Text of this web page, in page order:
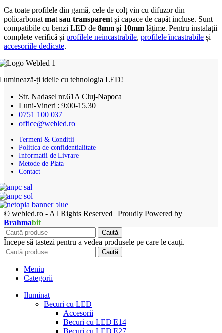
Ca toate profilele din gamă, cele de colț vin cu difuzor din
policarbonat mat sau transparent și capace de capăt incluse. Sunt
compatibile cu benzi LED de 8mm și 10mm lățime. Pentru instalații
complete verifică și profilele neincastrabile, profilele încastrabile și
accesoriile dedicate.
ți ideile cu tehnologia LED!
Str. Nadasel nr.61A Cluj-Napoca
Luni-Vineri : 9:00-15.30
0751 100 037
office@webled.ro
Termeni & Conditii
Politica de confidentialitate
Informatii de Livrare
Metode de Plata
Contact
© webled.ro - All Rights Reserved | Proudly Powered by
Brahmabit
Caută
Începe să tastezi pentru a vedea produsele pe care le cauți.
Caută
Meniu
Categorii
Iluminat
Becuri cu LED
Accesorii
Becuri cu LED E14
Becuri cu LED E27